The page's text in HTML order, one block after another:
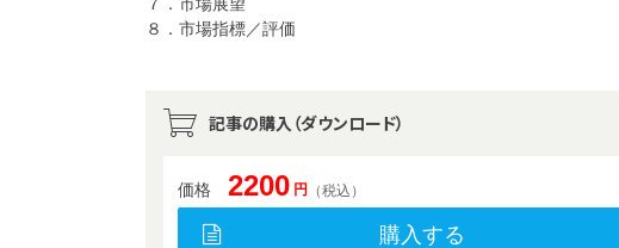
８．市場指標／評価
記事の購入（ダウンロード）
価格 2200 円 （税込）
購入する